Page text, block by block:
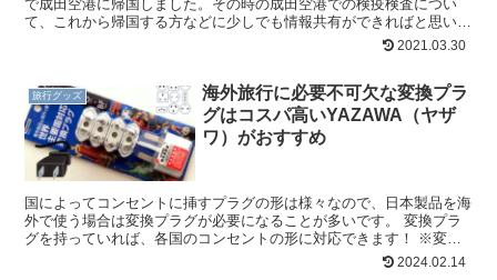
で成田空港に帰国しました。その時の成田空港での検疫検査につい
て、これから帰国する方などに少しでも情報共有ができればと思い帰
2021.03.30
旅行グッズ
海外旅行に必要不可欠な変換プラ
グはコスパ高いYAZAWA（ヤザ
ワ）がおすすめ
国によってコンセントに挿すプラグの形は様々なので、日本製品を海
外で使う場合は変換プラグが必要になることが多いです。 変換プラ
グを持っていれば、各国のコンセントの形に対応できます！ ※変圧
器とは役割が違うので注意してください。 YAZAWA（...2024.02.14